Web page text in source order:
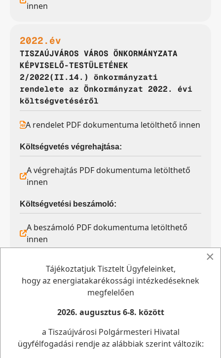
innen
2022.év
TISZAÚJVÁROS VÁROS ÖNKORMÁNYZATA
KÉPVISELŐ-TESTÜLETÉNEK
2/2022(II.14.) önkormányzati
rendelete az Önkormányzat 2022. évi
költségvetéséről
A rendelet PDF dokumentuma letölthető innen
Költségvetés végrehajtása:
A végrehajtás PDF dokumentuma letölthető
innen
Költségvetési beszámoló:
A beszámoló PDF dokumentuma letölthető
innen
2021.év
TISZAÚJVÁROS VÁROS ÖNKORMÁNYZATA
KÉPVISELŐ-TESTÜLETÉNEK 4/2021.
(II.15.) önkormányzati rendelete az
költségvetéséről
×
Tájékoztatjuk Tisztelt Ügyfeleinket,
hogy az energiatakarékossági intézkedéseknek
megfelelően
2026. augusztus 6-8. között
a Tiszaújvárosi Polgármesteri Hivatal
ügyfélfogadási rendje az alábbiak szerint változik: